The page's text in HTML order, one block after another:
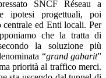
SNCF Réseau a
ipotesi progettuali, poi
centrale ed Enti locali. Per
che la tratta di
la soluzione più
“grand gabarit”
priorità al traffico merci.